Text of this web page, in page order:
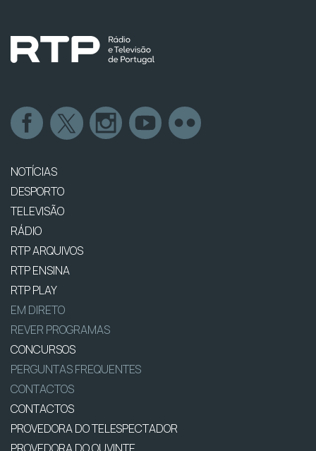
NOTÍCIAS
DESPORTO
TELEVISÃO
RÁDIO
RTP ARQUIVOS
RTP ENSINA
RTP PLAY
EM DIRETO
REVER PROGRAMAS
CONCURSOS
PERGUNTAS FREQUENTES
CONTACTOS
CONTACTOS
PROVEDORA DO TELESPECTADOR